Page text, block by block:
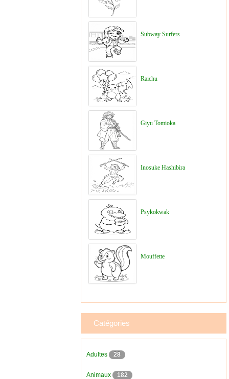
Subway Surfers
Raichu
Giyu Tomioka
Inosuke Hashibira
Psykokwak
Mouffette
Catégories
Adultes 28
Animaux 182